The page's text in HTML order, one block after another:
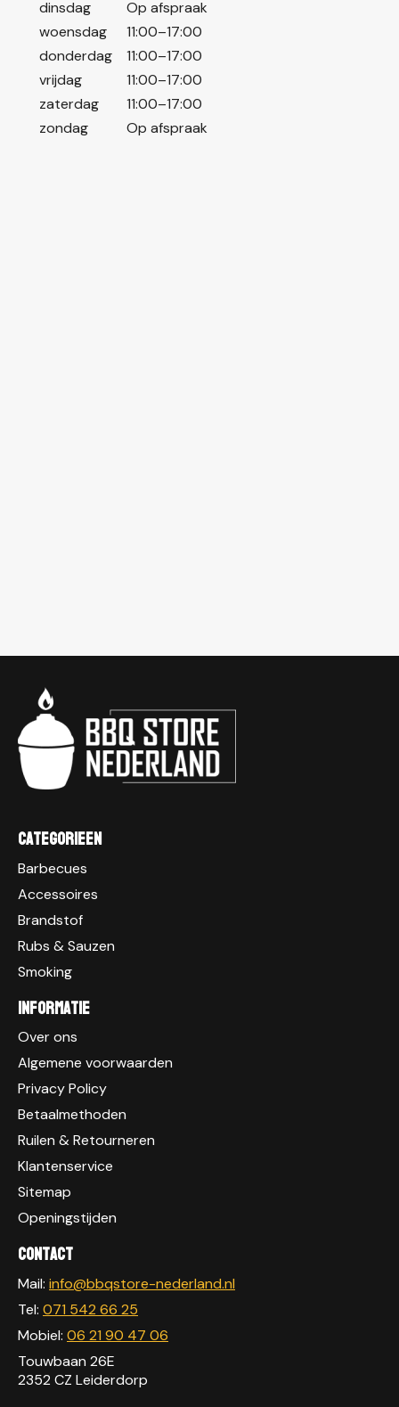
dinsdag
Op afspraak
woensdag
11:00–17:00
donderdag
11:00–17:00
vrijdag
11:00–17:00
zaterdag
11:00–17:00
zondag
Op afspraak
Categorieen
Barbecues
Accessoires
Brandstof
Rubs & Sauzen
Smoking
Informatie
Over ons
Algemene voorwaarden
Privacy Policy
Betaalmethoden
Ruilen & Retourneren
Klantenservice
Sitemap
Openingstijden
Contact
Mail: info@bbqstore-nederland.nl
Tel: 071 542 66 25
Mobiel: 06 21 90 47 06
Touwbaan 26E
2352 CZ Leiderdorp